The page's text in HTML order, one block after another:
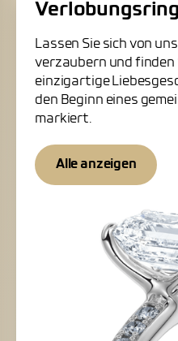
Lassen Sie sich von
verzaubern und finden
einzigartige
den Beginn eines
markiert.
Alle anzeigen